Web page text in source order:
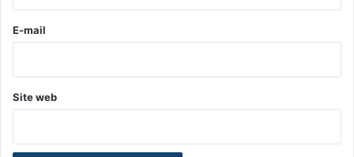
e
E-mail
Site web